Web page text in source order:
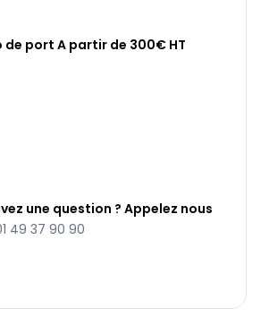
de port A partir de 300€ HT
une question ? Appelez nous
49 37 90 90